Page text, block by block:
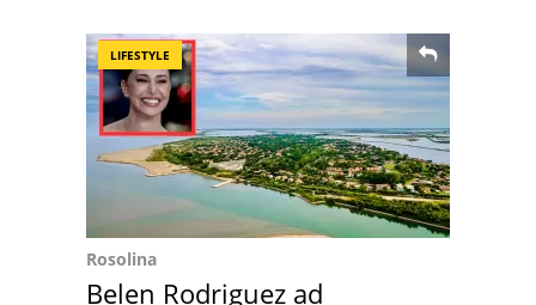
LIFESTYLE
Rosolina
Belen Rodriguez ad